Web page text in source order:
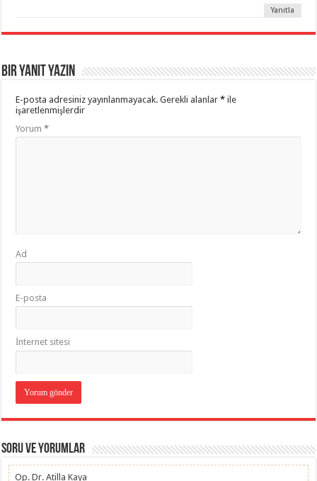
Yanıtla
Bir yanıt yazın
E-posta adresiniz yayınlanmayacak. Gerekli alanlar* ile
işaretlenmişlerdir
Yorum*
Ad
E-posta
İnternet sitesi
Soru ve Yorumlar
Op. Dr. Atilla Kaya